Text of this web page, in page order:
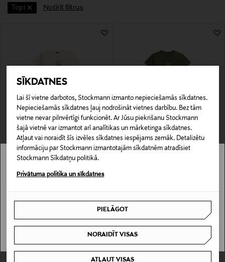
SĪKDATNES
Lai šī vietne darbotos, Stockmann izmanto nepieciešamās sīkdatnes.
Nepieciešamās sīkdatnes ļauj nodrošināt vietnes darbību. Bez tām
vietne nevar pilnvērtīgi funkcionēt. Ar Jūsu piekrišanu Stockmann
šajā vietnē var izmantot arī analītikas un mārketinga sīkdatnes.
Atļaut vai noraidīt šīs izvēles sīkdatnes iespējams zemāk. Detalizētu
informāciju par Stockmann izmantotajām sīkdatnēm atradīsiet
Stockmann Sīkdatņu politikā.
Privātuma politika un sīkdatnes
PIELĀGOT
NORAIDĪT VISAS
ATĻAUT VISAS
Topi Notīrīt filtrus
KUPONA PRIEKŠROCĪBA
JAUNUMS
POLO RALPH LAUREN
T-krekls
Original Price
160,00 €
KUPONA PRIEKŠROCĪBA
POLO RALPH LAUREN
T-krekls
Original Price
160,00 €
Stockmann nav pieejams tavā valstī.